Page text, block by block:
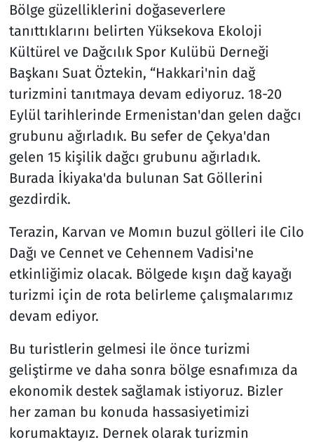
Bölge güzelliklerini doğaseverlere
tanıttıklarını belirten Yüksekova Ekoloji
Kültürel ve Dağcılık Spor Kulübü Derneği
Başkanı Suat Öztekin, “Hakkari'nin dağ
turizmini tanıtmaya devam ediyoruz. 18-20
Eylül tarihlerinde Ermenistan'dan gelen dağcı
grubunu ağırladık. Bu sefer de Çekya'dan
gelen 15 kişilik dağcı grubunu ağırladık.
Burada İkiyaka'da bulunan Sat Göllerini
gezdirdik.
Terazin, Karvan ve Momın buzul gölleri ile Cilo
Dağı ve Cennet ve Cehennem Vadisi'ne
etkinliğimiz olacak. Bölgede kışın dağ kayağı
turizmi için de rota belirleme çalışmalarımız
devam ediyor.
Bu turistlerin gelmesi ile önce turizmi
geliştirme ve daha sonra bölge esnafımıza da
ekonomik destek sağlamak istiyoruz. Bizler
her zaman bu konuda hassasiyetimizi
korumaktayız. Dernek olarak turizmin